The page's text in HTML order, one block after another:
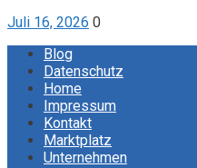
Juli 16, 2026 0
Blog
Datenschutz
Home
Impressum
Kontakt
Marktplatz
Unternehmen